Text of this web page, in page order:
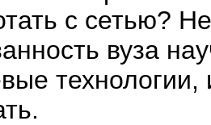
с сетью?
вуза